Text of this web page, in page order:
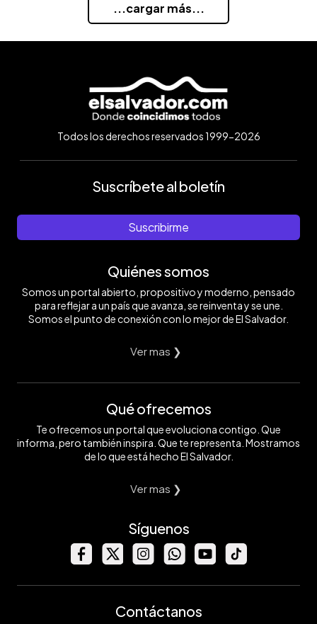
...cargar más...
Todos los derechos reservados 1999-2026
Suscríbete al boletín
Suscribirme
Quiénes somos
Somos un portal abierto, propositivo y moderno, pensado
para reflejar a un país que avanza, se reinventa y se une.
Somos el punto de conexión con lo mejor de El Salvador.
Ver mas ❯
Qué ofrecemos
Te ofrecemos un portal que evoluciona contigo. Que
informa, pero también inspira. Que te representa. Mostramos
de lo que está hecho El Salvador.
Ver mas ❯
Síguenos
Contáctanos